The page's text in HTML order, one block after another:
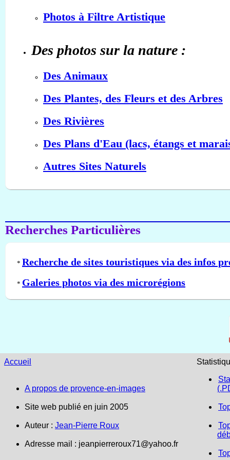
Photos à Filtre Artistique
Des photos sur la nature :
Des Animaux
Des Plantes, des Fleurs et des Arbres
Des Rivières
Des Plans d'Eau (lacs, étangs et
Autres Sites Naturels
Recherches Particulières
* Recherche de sites touristiques via des infos
* Galeries photos via des microrégions
Accueil
A propos de provence-en-images
Site web publié en juin 2005
Auteur : Jean-Pierre Roux
Adresse mail : jeanpierreroux71@yahoo.fr